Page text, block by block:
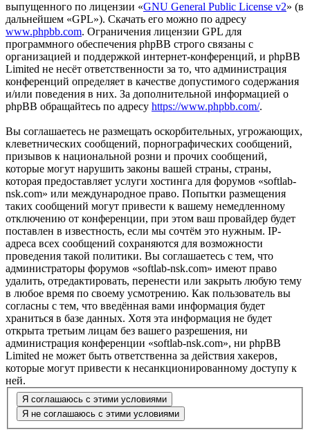
выпущенного по лицензии «GNU General Public License v2» (в
дальнейшем «GPL»). Скачать его можно по адресу
www.phpbb.com. Ограничения лицензии GPL для
программного обеспечения phpBB строго связаны с
организацией и поддержкой интернет-конференций, и phpBB
Limited не несёт ответственности за то, что администрация
конференций определяет в качестве допустимого содержания
и/или поведения в них. За дополнительной информацией о
phpBB обращайтесь по адресу https://www.phpbb.com/.
Вы соглашаетесь не размещать оскорбительных, угрожающих,
клеветнических сообщений, порнографических сообщений,
призывов к национальной розни и прочих сообщений,
которые могут нарушить законы вашей страны, страны,
которая предоставляет услуги хостинга для форумов «softlab-
nsk.com» или международное право. Попытки размещения
таких сообщений могут привести к вашему немедленному
отключению от конференции, при этом ваш провайдер будет
поставлен в известность, если мы сочтём это нужным. IP-
адреса всех сообщений сохраняются для возможности
проведения такой политики. Вы соглашаетесь с тем, что
администраторы форумов «softlab-nsk.com» имеют право
удалить, отредактировать, перенести или закрыть любую тему
в любое время по своему усмотрению. Как пользователь вы
согласны с тем, что введённая вами информация будет
храниться в базе данных. Хотя эта информация не будет
открыта третьим лицам без вашего разрешения, ни
администрация конференции «softlab-nsk.com», ни phpBB
Limited не может быть ответственна за действия хакеров,
которые могут привести к несанкционированному доступу к
ней.